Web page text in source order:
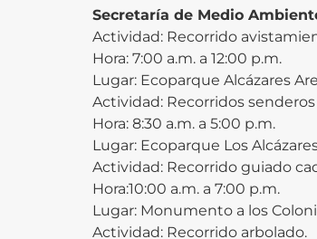
Secretaría de Medio
Actividad: Recorrido
Hora: 7:00 a.m. a 12:00 p.m.
Lugar: Ecoparque Alcázares
Actividad: Recorridos
Hora: 8:30 a.m. a 5:00 p.m.
Lugar: Ecoparque Los
Actividad: Recorrido guiado
Hora:10:00 a.m. a 7:00 p.m.
Lugar: Monumento a los
Actividad: Recorrido arbolado.